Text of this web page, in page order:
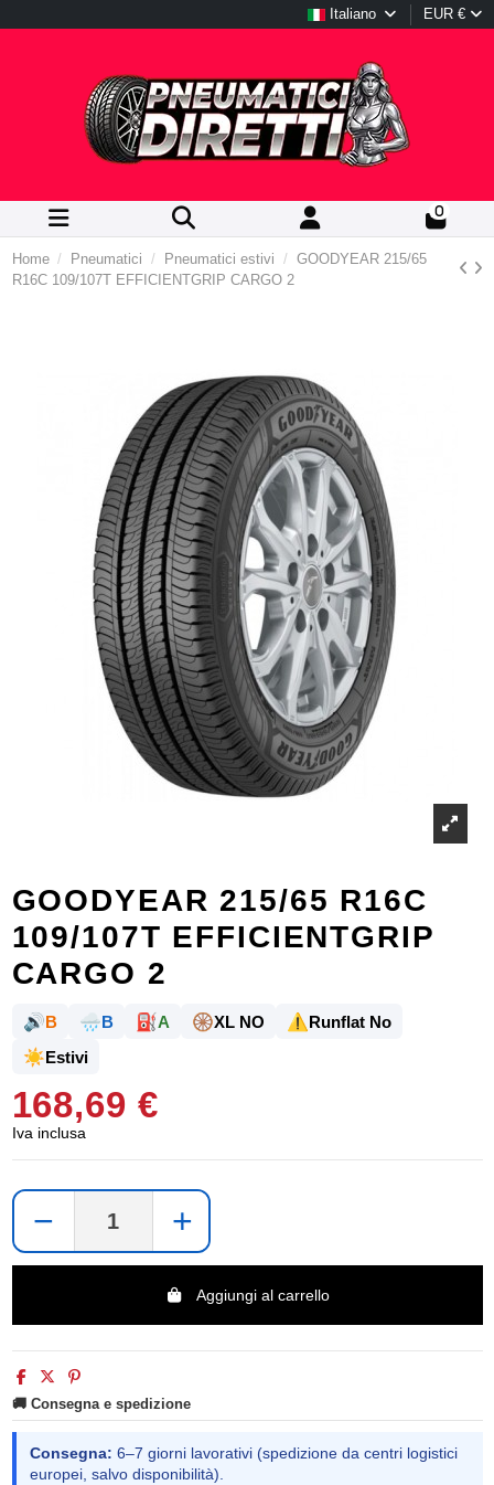
Italiano EUR €
0
Home Pneumatici Pneumatici estivi
GOODYEAR 215/65
R16C 109/107T EFFICIENTGRIP CARGO 2
GOODYEAR 215/65 R16C
109/107T EFFICIENTGRIP
CARGO 2
🔊B 🌧️B ⛽A 🛞XL NO ⚠️Runflat No
☀️Estivi
168,69 €
Iva inclusa
− +
Aggiungi al carrello
🚚 Consegna e spedizione
Consegna: 6–7 giorni lavorativi (spedizione da centri logistici
europei, salvo disponibilità).